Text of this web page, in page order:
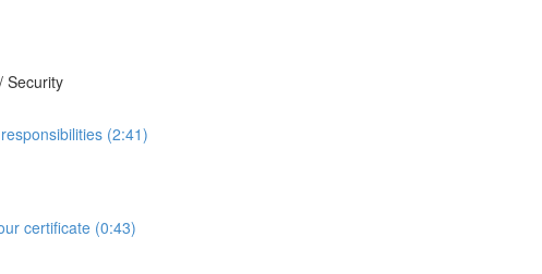
Security
(2:41)
certificate (0:43)